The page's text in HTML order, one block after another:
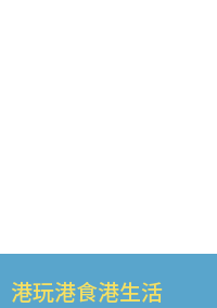
港玩港食港生活